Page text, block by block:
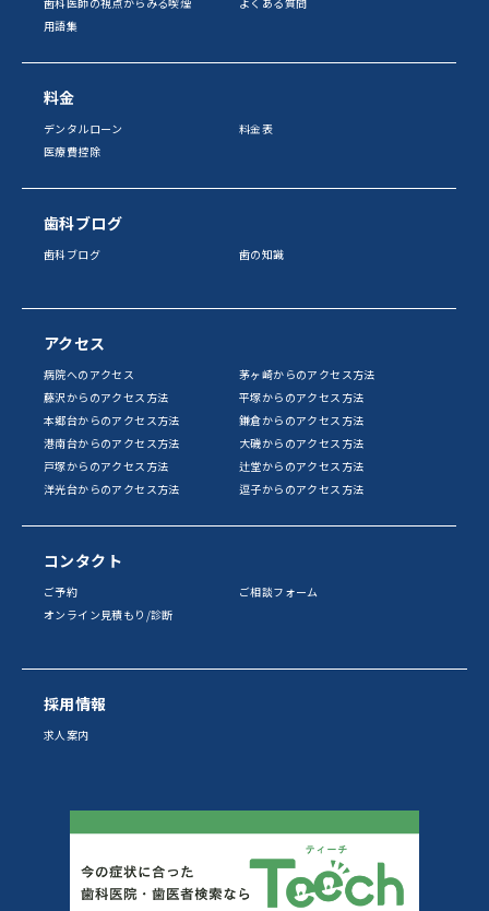
用語集
料金
デンタルローン
料金表
医療費控除
歯科ブログ
歯科ブログ 歯の知識
アクセス
病院へのアクセス
茅ヶ崎からのアクセス方法
藤沢からのアクセス方法
平塚からのアクセス方法
本郷台からのアクセス方法
鎌倉からのアクセス方法
港南台からのアクセス方法
大磯からのアクセス方法
戸塚からのアクセス方法
辻堂からのアクセス方法
洋光台からのアクセス方法
逗子からのアクセス方法
コンタクト
ご予約
ご相談フォーム
オンライン見積もり/診断
採用情報
求人案内